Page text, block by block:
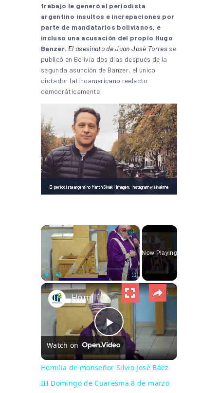
trabajo le generó al periodista
argentino insultos e increpaciones por
parte de mandatarios bolivianos, e
incluso una acusación del propio Hugo
Banzer. El asesinato de Juan José Torres se
publicó en Bolivia dos días después de la
segunda asunción de Banzer, el único
dictador latinoamericano reelecto
democráticamente.
El periodista argentino Martín Sivak | Imagen: Instagram @sivakme
×
Play Unmute Fullscreen
Now Playing
×
Play Video
Homilía de monseñor Silvio José Báez III Domingo de Cuaresma 8 de marzo de 2026
Watch on
Homilía de monseñor Silvio José Báez
III Domingo de Cuaresma 8 de marzo